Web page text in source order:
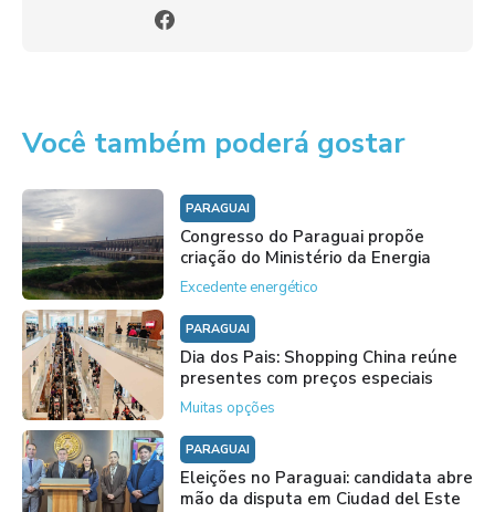
Você também poderá gostar
PARAGUAI
Congresso do Paraguai propõe
criação do Ministério da Energia
Excedente energético
PARAGUAI
Dia dos Pais: Shopping China reúne
presentes com preços especiais
Muitas opções
PARAGUAI
Eleições no Paraguai: candidata abre
mão da disputa em Ciudad del Este